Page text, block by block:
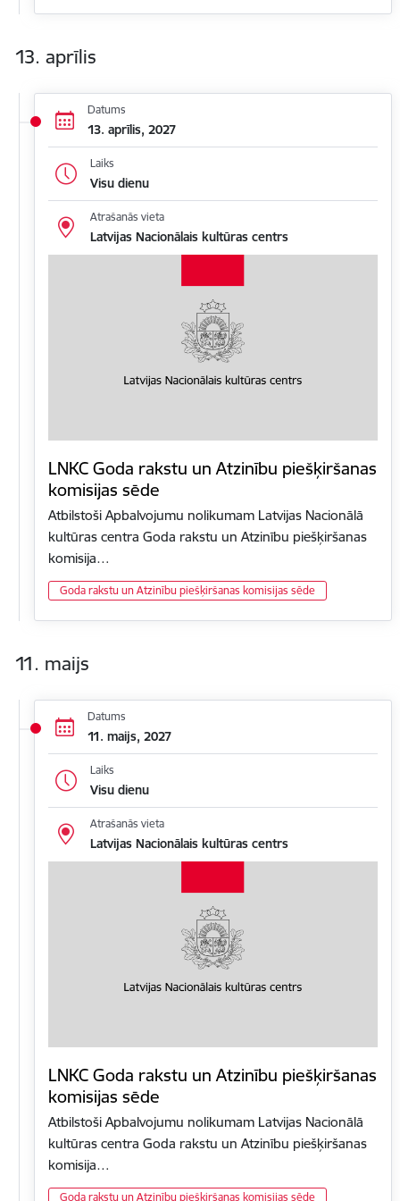
13. aprīlis
Datums
13. aprīlis, 2027
Laiks
Visu dienu
Atrašanās vieta
Latvijas Nacionālais kultūras centrs
LNKC Goda rakstu un Atzinību piešķiršanas
komisijas sēde
Atbilstoši Apbalvojumu nolikumam Latvijas Nacionālā
kultūras centra Goda rakstu un Atzinību piešķiršanas
komisija…
Goda rakstu un Atzinību piešķiršanas komisijas sēde
11. maijs
Datums
11. maijs, 2027
Laiks
Visu dienu
Atrašanās vieta
Latvijas Nacionālais kultūras centrs
LNKC Goda rakstu un Atzinību piešķiršanas
komisijas sēde
Atbilstoši Apbalvojumu nolikumam Latvijas Nacionālā
kultūras centra Goda rakstu un Atzinību piešķiršanas
komisija…
Goda rakstu un Atzinību piešķiršanas komisijas sēde